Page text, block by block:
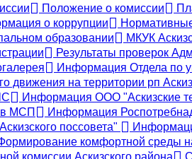
Положение о комиссии
о коррупции
образовании МКУК
Результаты проверок
Информация Отдела по
движения на территории рп Аскиз
Информация ООО "Аскизские
МСП Информация
поссовета"
комфортной среды
комиссии Аскизского района